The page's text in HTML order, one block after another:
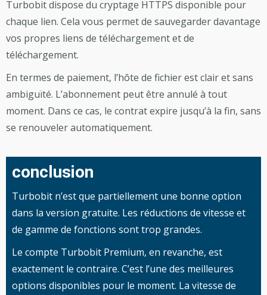
Turbobit dispose du cryptage HTTPS disponible pour
chaque lien. Cela vous permet de sauvegarder davantage
vos propres liens de téléchargement et de
téléchargement.
En termes de paiement, l’hôte de fichier est clair et sans
ambiguïté. L’abonnement peut être annulé à tout
moment. Dans ce cas, le contrat expire jusqu’à la fin, sans
se renouveler automatiquement.
conclusion
Turbobit n’est que partiellement une bonne option
dans la version gratuite. Les réductions de vitesse et
de gamme de fonctions sont trop grandes.
Le compte Turbobit Premium, en revanche, est
exactement le contraire. C’est l’une des meilleures
options disponibles pour le moment. La vitesse de